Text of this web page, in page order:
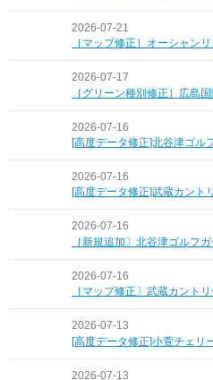
2026-07-21
［マップ修正］オーシャン
2026-07-17
［グリーン種別修正］広島
2026-07-16
[高度データ修正]北谷津ゴル
2026-07-16
[高度データ修正]武蔵カン
2026-07-16
［新規追加〕北谷津ゴルフ
2026-07-16
［マップ修正〕武蔵カント
2026-07-13
[高度データ修正]小萱チェリ
2026-07-13